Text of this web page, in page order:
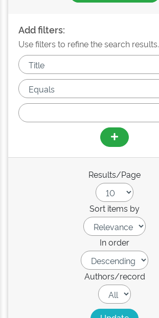
Add filters:
Use filters to refine the search results.
Results/Page
Sort items by
In order
Authors/record